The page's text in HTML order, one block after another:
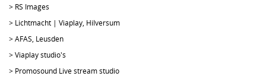
> RS Images
> Lichtmacht | Viaplay, Hilversum
>AFAS, Leusden
>Viaplay studio's
> Promosound Live stream studio